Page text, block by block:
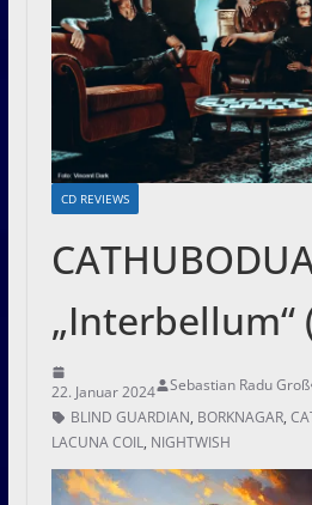
CD REVIEWS
„Interbellum“
22. Januar 2024 Sebastian Radu Groß
BLIND GUARDIAN, BORKNAGAR,
LACUNA COIL, NIGHTWISH